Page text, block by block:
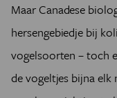
Maar Canadese
hersengebiedje bij
vogelsoorten – toch
de vogeltjes bijna elk